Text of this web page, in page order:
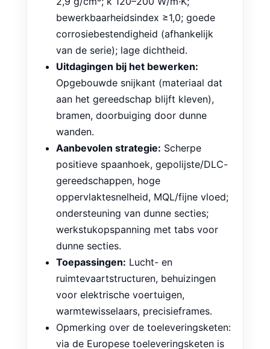
bewerkbaarheidsindex ≥1,0; goede
corrosiebestendigheid (afhankelijk
van de serie); lage dichtheid.
Uitdagingen bij het bewerken:
Opgebouwde snijkant (materiaal dat
aan het gereedschap blijft kleven),
bramen, doorbuiging door dunne
wanden.
Aanbevolen strategie: Scherpe
positieve spaanhoek, gepolijste/DLC-
gereedschappen, hoge
oppervlaktesnelheid, MQL/fijne vloed;
ondersteuning van dunne secties;
werkstukopspanning met tabs voor
dunne secties.
Toepassingen: Lucht- en
ruimtevaartstructuren, behuizingen
voor elektrische voertuigen,
warmtewisselaars, precisieframes.
Opmerking over de toeleveringsketen:
via de Europese toeleveringsketen is